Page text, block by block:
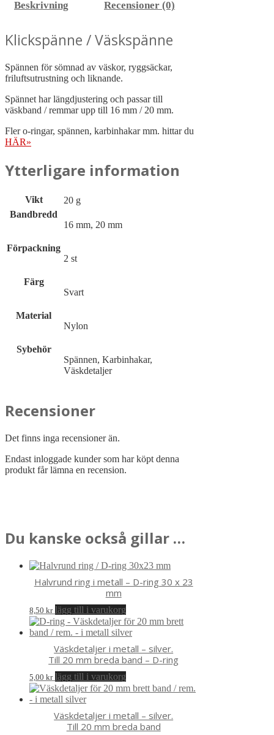
Beskrivning Recensioner (0)
Klickspänne / Väskspänne
Spännen för sömnad av väskor, ryggsäckar,
friluftsutrustning och liknande.
Spännet har längdjustering och passar till
väskband / remmar upp till 16 mm / 20 mm.
Fler o-ringar, spännen, karbinhakar mm. hittar du
HÄR»
Ytterligare information
Vikt
20 g
Bandbredd
16 mm, 20 mm
Förpackning
2 st
Färg
Svart
Material
Nylon
Sybehör
Spännen, Karbinhakar,
Väskdetaljer
Recensioner
Det finns inga recensioner än.
Endast inloggade kunder som har köpt denna
produkt får lämna en recension.
Du kanske också gillar …
Halvrund ring i metall – D-ring 30 x 23
mm
8,50 kr lägg till i varukorg
Väskdetaljer i metall – silver.
Till 20 mm breda band – D-ring
5,00 kr lägg till i varukorg
Väskdetaljer i metall – silver.
Till 20 mm breda band